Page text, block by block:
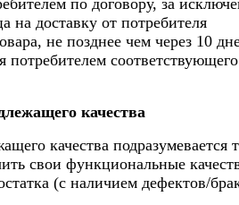
на доставку от потребителя
не позднее чем через 10
потребителем соответствующего
качества
качества подразумевается
свои функциональные
(с наличием дефектов/